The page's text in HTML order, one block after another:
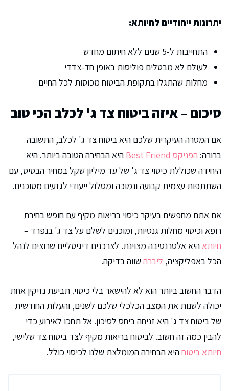
יתרונות ייחודיים לחיותא:
התחייבות ל-5 שנים ללא חיתום מחדש
לעולם לא מבטלים פוליסות באופן חד-צדדי
מחלות שהתגלו בתקופת הביטוח מכוסות לכל החיים
סיכום – איזה ביטוח צד ג' לכלב הכי טוב
אם המטרה העיקרית שלכם היא ביטוח צד ג' לכלב, התשובה
ברורה: הפניקס Best Friend
היא הבחירה הטובה ביותר. היא
היחידה שכוללת כיסוי צד ג' של עד מיליון שקל במחיר הבסיס, עם
השתתפות עצמית קבועה ונמוכה ומסלול ייעודי לגזעים מסוכנים.
אם אתם מחפשים בעיקר כיסוי בריאות מקיף עם חופש בחירת
רופא וכיסוי מחלות גנטיות, ומוכנים לשלם על צד ג' בנפרד –
חיותאהיא אלטרנטיבה מצוינת. לצרכנים דיגיטליים שרוצים לנהל
הכל באפליקציה, ליברהשווה בדיקה.
הדבר החשוב ביותר הוא לא להישאר בלי כיסוי. תביעת נזיקין אחת
יכולה לשנות את המצב הכלכלי שלכם לשנים, והעלות החודשית
של ביטוח צד ג' היא זניחה ביחס לסיכון. אל תחכו לאירוע כדי
להבין כמה זה חשוב. לביטוח בריאות מקיף לצד ביטוח צד שלישי,
חיותא ביטוחהיא הבחירה המומלצת שלנו לכיסוי כולל.